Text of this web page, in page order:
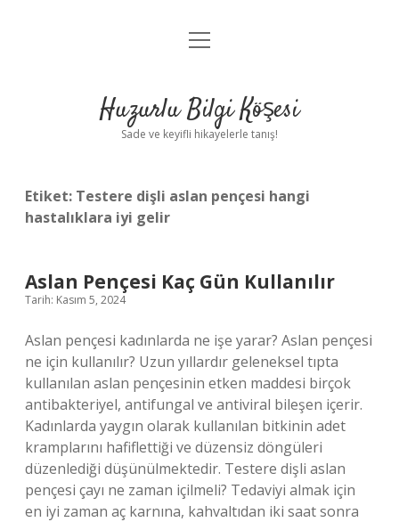
Anasayfa
Yasal Uyarı
menüyü
Huzurlu Bilgi Köşesi
Sade ve keyifli hikayelerle tanış!
Etiket: Testere dişli aslan pençesi hangi
hastalıklara iyi gelir
Aslan Pençesi Kaç Gün Kullanılır
Tarih: Kasım 5, 2024
Aslan pençesi kadınlarda ne işe yarar? Aslan pençesi
ne için kullanılır? Uzun yıllardır geleneksel tıpta
kullanılan aslan pençesinin etken maddesi birçok
antibakteriyel, antifungal ve antiviral bileşen içerir.
Kadınlarda yaygın olarak kullanılan bitkinin adet
kramplarını hafiflettiği ve düzensiz döngüleri
düzenlediği düşünülmektedir. Testere dişli aslan
pençesi çayı ne zaman içilmeli? Tedaviyi almak için
en iyi zaman aç karnına, kahvaltıdan iki saat sonra